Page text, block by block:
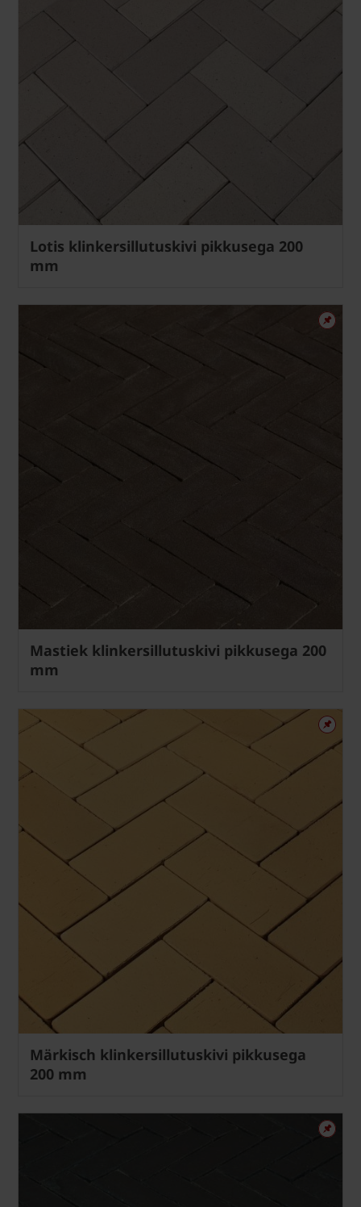
Lotis klinkersillutuskivi pikkusega 200
mm
Mastiek klinkersillutuskivi pikkusega 200
mm
Märkisch klinkersillutuskivi pikkusega
200 mm